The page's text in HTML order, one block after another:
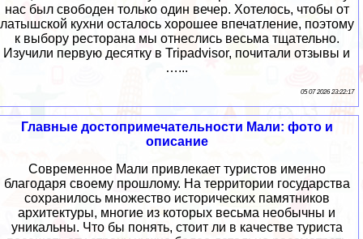
нас был свободен только один вечер. Хотелось, чтобы от
латышской кухни осталось хорошее впечатление, поэтому
к выбору ресторана мы отнеслись весьма тщательно.
Изучили первую десятку в Tripadvisor, почитали отзывы и
…...
05 07 2026 23:22:17
Главные достопримечательности Мали: фото и
описание
Современное Мали привлекает туристов именно
благодаря своему прошлому. На территории государства
сохранилось множество исторических памятников
архитектуры, многие из которых весьма необычны и
уникальны. Что бы понять, стоит ли в качестве туриста